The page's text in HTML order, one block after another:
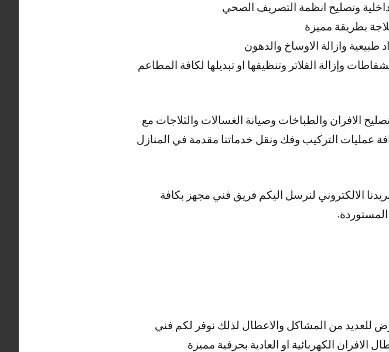
وتصليح انظمة التصريف الصحي
بطريقة مميزة
وازالة الاوساخ والدهون
وإزالة الفلاتر وتنظيفها او تبديلها لكافة المطاعم
الافران والطباخات وصيانة الغسالات والثلاجات مع
عمليات التركيب وفك ونقل خدماتنا مقدمة في المنازل
الالكتروني لنرسل اليكم فريق فني مجهز بكافة
المستوردة.
للعديد من المشاكل والاعطال لذلك نوفر لكم فني
الكهربائية او العادية بحرفية مميزة